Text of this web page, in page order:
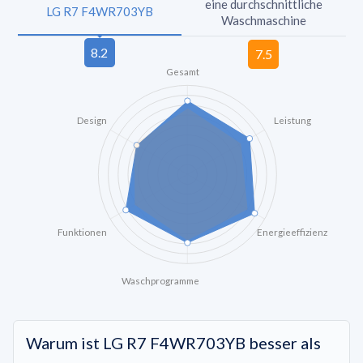
LG R7 F4WR703YB
eine durchschnittliche
Waschmaschine
Gesamt
Leistung
Energieeffizienz
Waschprogramme
Funktionen
Design
Warum ist LG R7 F4WR703YB besser als